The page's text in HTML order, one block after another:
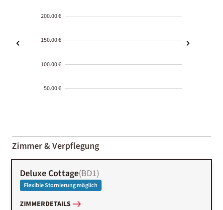
200.00 €
150.00 €
100.00 €
50.00 €
01-02
Zimmer & Verpflegung
Deluxe Cottage(BD1)
Flexible Stornierung möglich
ZIMMERDETAILS